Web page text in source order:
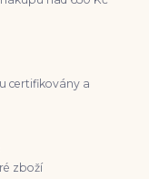
certifikovány a
zboží